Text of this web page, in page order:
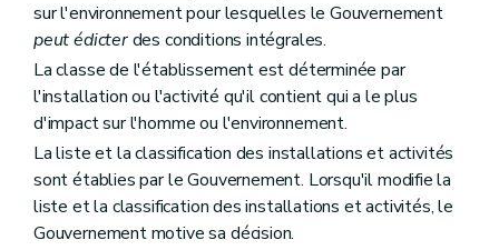
sur l'environnement pour lesquelles le Gouvernement
peut édicterdes conditions intégrales.
La classe de l'établissement est déterminée par
l'installation ou l'activité qu'il contient qui a le plus
d'impact sur l'homme ou l'environnement.
La liste et la classification des installations et activités
sont établies par le Gouvernement. Lorsqu'il modifie la
liste et la classification des installations et activités, le
Gouvernement motive sa décision.